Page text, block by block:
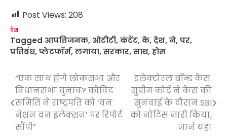
Post Views: 208
देश
Tagged आपत्तिजनक, ओटीटी, कंटेंट, के, देश, ने, पर,
प्रतिबंध, प्लेटफॉर्म, लगाया, सरकार, साथ, होम
Post
navigation
“एक साथ होंगे लोकसभा और
विधानसभा चुनाव? कोविंद
समिति ने राष्ट्रपति को ‘वन
नेशन वन इलेक्शन’ पर रिपोर्ट
सौंपी”
इलेक्टोरल बॉन्ड केस:
सुप्रीम कोर्ट ने केस की
सुनवाई के दौरान SBI
को नोटिस जारी किया,
जाने यहा